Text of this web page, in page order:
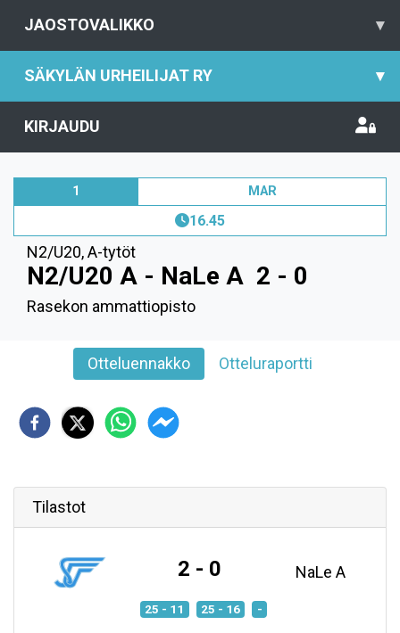
JAOSTOVALIKKO ▾
SÄKYLÄN URHEILIJAT RY ▾
KIRJAUDU
1 MAR
16.45
N2/U20,A-tytöt
N2/U20 A - NaLe A 2 - 0
Rasekon ammattiopisto
Otteluennakko Otteluraportti
Tilastot
2 - 0 NaLe A
25 - 11 25 - 16 -